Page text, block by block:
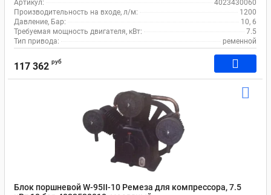
Артикул:
4023430060
Производительность на входе, л/м:
1200
Давление, Бар:
10, 6
Требуемая мощность двигателя, кВт:
7.5
Тип привода:
ременной
117 362 руб
Блок поршневой W-95II-10 Ремеза для компрессора, 7.5